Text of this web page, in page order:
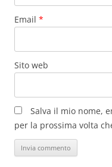
Email *
Sito web
Salva il mio nome,
per la prossima volta